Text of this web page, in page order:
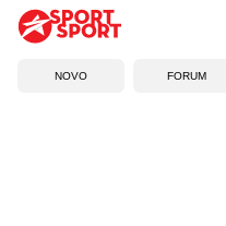
NOVO FORUM